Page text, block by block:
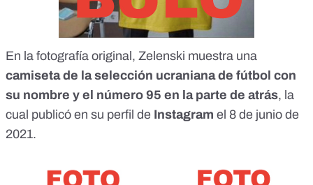
En la fotografía original, Zelenski muestra una
camiseta de la selección ucraniana de fútbol con
su nombre y el número 95 en la parte de atrás, la
cual publicó en su perfil de Instagram el 8 de junio de
2021.